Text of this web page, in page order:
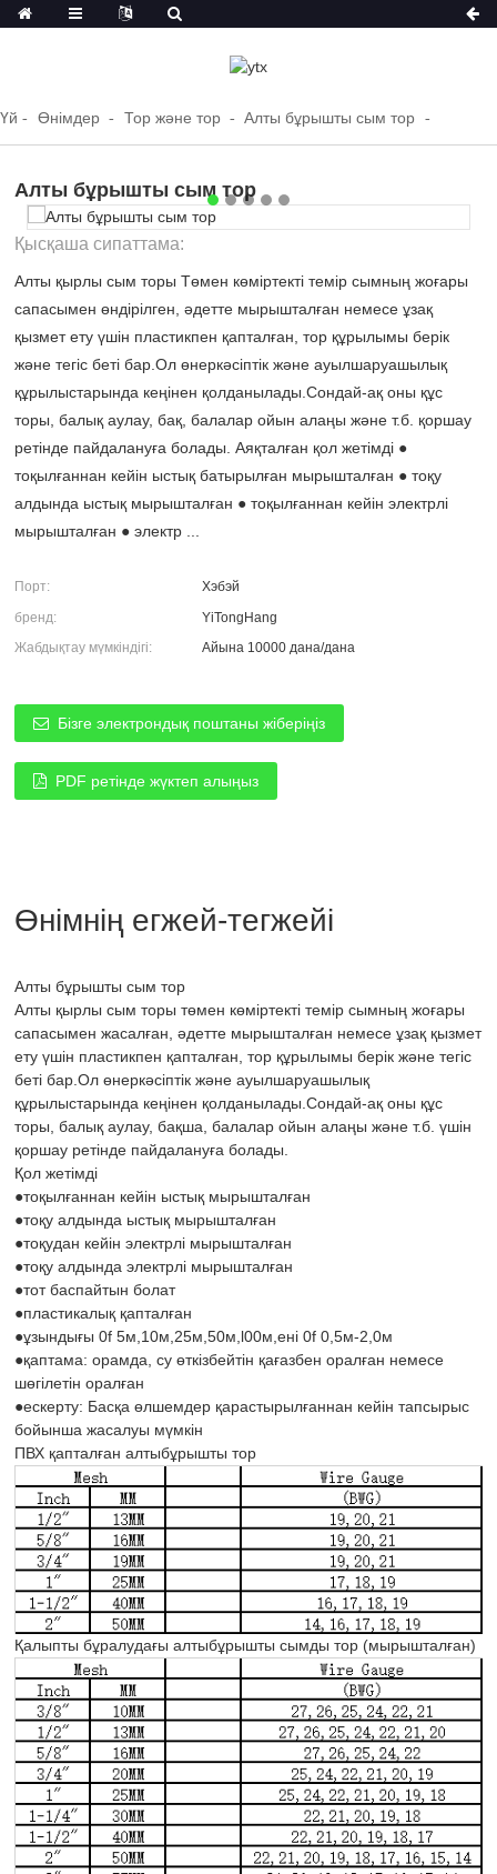
Үй Өнімдер Тор және тор Алты бұрышты сым тор
Алты бұрышты сым тор
Қысқаша сипаттама:
Алты қырлы сым торы Төмен көміртекті темір сымның жоғары
сапасымен өндірілген, әдетте мырышталған немесе ұзақ
қызмет ету үшін пластикпен қапталған, тор құрылымы берік
және тегіс беті бар.Ол өнеркәсіптік және ауылшаруашылық
құрылыстарында кеңінен қолданылады.Сондай-ақ оны құс
торы, балық аулау, бақ, балалар ойын алаңы және т.б. қоршау
ретінде пайдалануға болады. Аяқталған қол жетімді ●
тоқылғаннан кейін ыстық батырылған мырышталған ● тоқу
алдында ыстық мырышталған ● тоқылғаннан кейін электрлі
мырышталған ● электр ...
Порт:
Хэбэй
бренд:
YiTongHang
Жабдықтау мүмкіндігі:
Айына 10000 дана/дана
Бізге электрондық поштаны жіберіңіз
PDF ретінде жүктеп алыңыз
Өнімнің егжей-тегжейі
Алты бұрышты сым тор
Алты қырлы сым торы төмен көміртекті темір сымның жоғары
сапасымен жасалған, әдетте мырышталған немесе ұзақ қызмет
ету үшін пластикпен қапталған, тор құрылымы берік және тегіс
беті бар.Ол өнеркәсіптік және ауылшаруашылық
құрылыстарында кеңінен қолданылады.Сондай-ақ оны құс
торы, балық аулау, бақша, балалар ойын алаңы және т.б. үшін
қоршау ретінде пайдалануға болады.
Қол жетімді
●тоқылғаннан кейін ыстық мырышталған
●тоқу алдында ыстық мырышталған
●тоқудан кейін электрлі мырышталған
●тоқу алдында электрлі мырышталған
●тот баспайтын болат
●пластикалық қапталған
●ұзындығы 0f 5м,10м,25м,50м,l00м,ені 0f 0,5м-2,0м
●қаптама: орамда, су өткізбейтін қағазбен оралған немесе
шөгілетін оралған
●ескерту: Басқа өлшемдер қарастырылғаннан кейін тапсырыс
бойынша жасалуы мүмкін
ПВХ қапталған алтыбұрышты тор
Қалыпты бұралудағы алтыбұрышты сымды тор (мырышталған)